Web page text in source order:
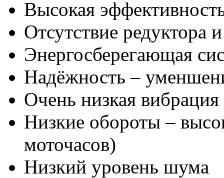
Высокая
Отсутствие редуктора
Энергосберегающая
Надёжность –
Очень низкая вибрация
Низкие обороты –
моточасов)
Низкий уровень шума